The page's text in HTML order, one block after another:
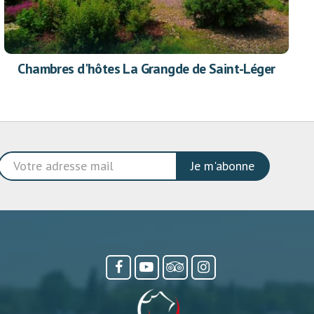
Chambres d'hôtes La Grangde de Saint-Léger
Je m'abonne